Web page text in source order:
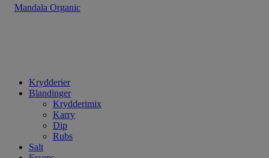
Krydderier
Blandinger
Krydderimix
Karry
Dip
Rubs
Salt